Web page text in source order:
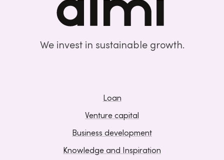
We invest in sustainable growth.
Loan
Venture capital
Business development
Knowledge and Inspiration